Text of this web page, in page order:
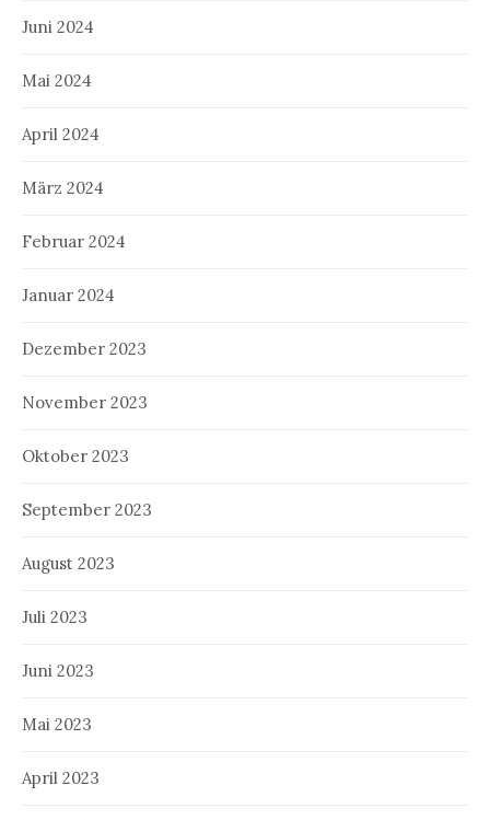
Juni 2024
Mai 2024
April 2024
März 2024
Februar 2024
Januar 2024
Dezember 2023
November 2023
Oktober 2023
September 2023
August 2023
Juli 2023
Juni 2023
Mai 2023
April 2023